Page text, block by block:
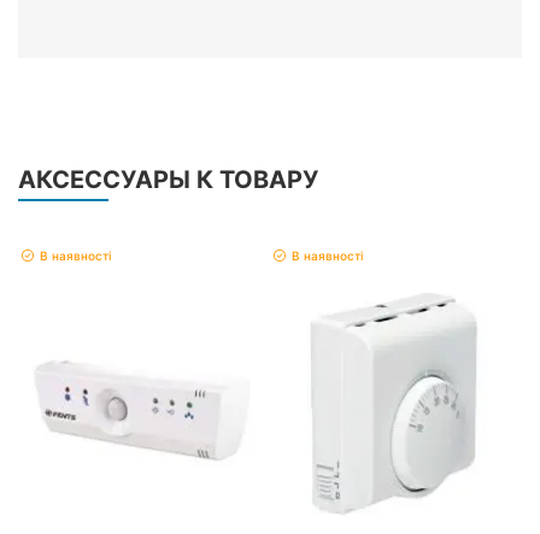
АКСЕССУАРЫ К ТОВАРУ
В наявності В наявності